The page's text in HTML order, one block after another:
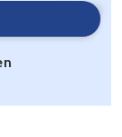
€6,40